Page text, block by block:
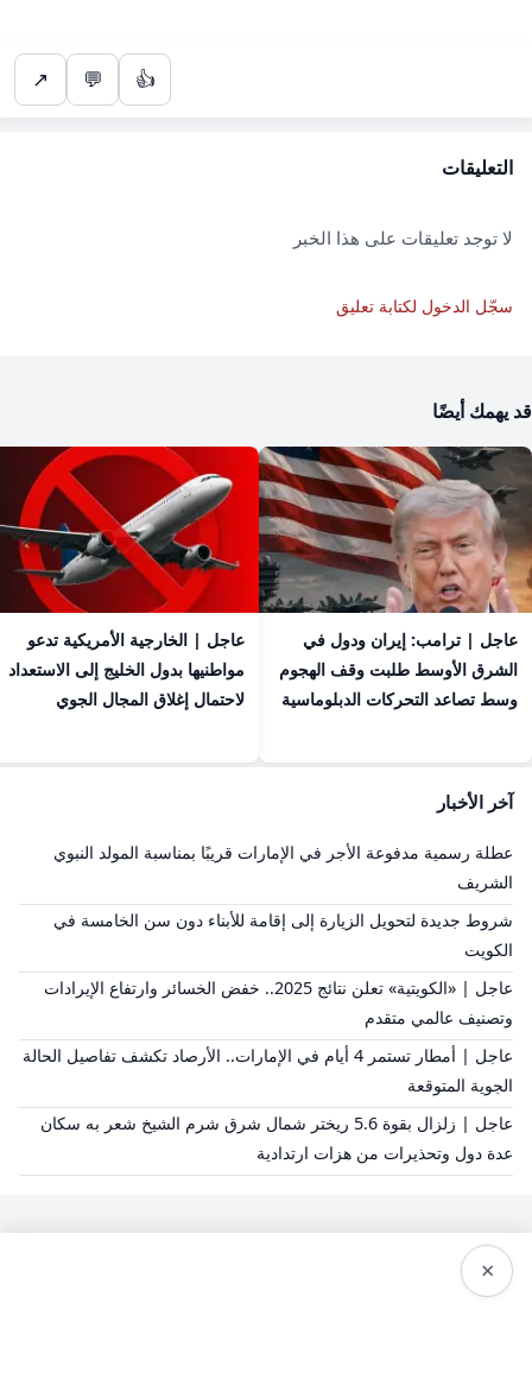
👍
💬
↗
التعليقات
لا توجد تعليقات على هذا الخبر
سجّل الدخول لكتابة تعليق
قد يهمك أيضًا
عاجل | ترامب: إيران ودول في
الشرق الأوسط طلبت وقف الهجوم
وسط تصاعد التحركات الدبلوماسية
عاجل | الخارجية الأمريكية تدعو
مواطنيها بدول الخليج إلى الاستعداد
لاحتمال إغلاق المجال الجوي
آخر الأخبار
عطلة رسمية مدفوعة الأجر في الإمارات قريبًا بمناسبة المولد النبوي
الشريف
شروط جديدة لتحويل الزيارة إلى إقامة للأبناء دون سن الخامسة في
الكويت
عاجل | «الكويتية» تعلن نتائج 2025.. خفض الخسائر وارتفاع الإيرادات
وتصنيف عالمي متقدم
عاجل | أمطار تستمر 4 أيام في الإمارات.. الأرصاد تكشف تفاصيل الحالة
الجوية المتوقعة
عاجل | زلزال بقوة 5.6 ريختر شمال شرق شرم الشيخ شعر به سكان
عدة دول وتحذيرات من هزات ارتدادية
×